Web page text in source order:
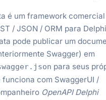
é um framework
/ JSON / ORM para
pode publicar um
Swagger) em
para seus
funciona com SwaggerUI /
OpenAPI Delphi